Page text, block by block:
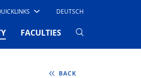
DEUTSCH
(CURRENT)
FACULTIES
BACK